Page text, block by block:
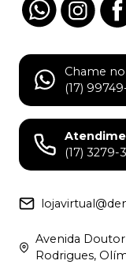
Chame no
(17)
(17) 3279-
Avenida Doutor
Rodrigues,